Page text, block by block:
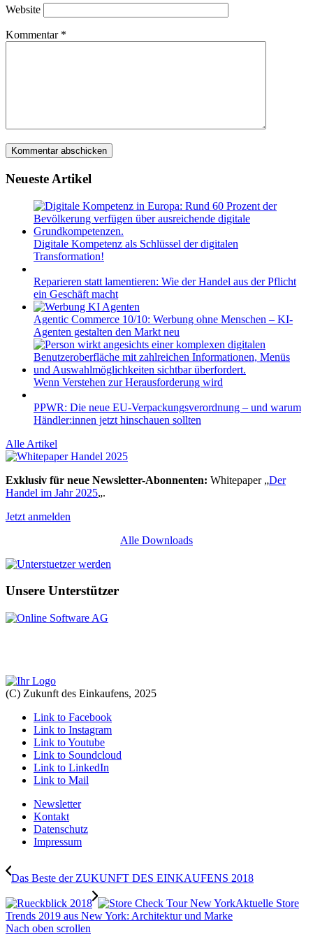
Website
Kommentar *
Neueste Artikel
Digitale Kompetenz als Schlüssel der digitalen
Transformation!
Reparieren statt lamentieren: Wie der Handel aus der Pflicht
ein Geschäft macht
Agentic Commerce 10/10: Werbung ohne Menschen – KI-
Agenten gestalten den Markt neu
Wenn Verstehen zur Herausforderung wird
PPWR: Die neue EU-Verpackungsverordnung – und warum
Händler:innen jetzt hinschauen sollten
Alle Artikel
Exklusiv für neue Newsletter-Abonnenten: Whitepaper „Der
Handel im Jahr 2025„.
Jetzt anmelden
Alle Downloads
Unsere Unterstützer
(C) Zukunft des Einkaufens, 2025
Link to Facebook
Link to Instagram
Link to Youtube
Link to Soundcloud
Link to LinkedIn
Link to Mail
Newsletter
Kontakt
Datenschutz
Impressum
Das Beste der ZUKUNFT DES EINKAUFENS 2018
Aktuelle Store
Trends 2019 aus New York: Architektur und Marke
Nach oben scrollen